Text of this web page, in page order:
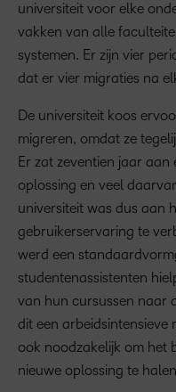
universiteit voor elke
vakken van alle
systemen. Er zijn vier
dat er vier migraties na
De universiteit koos
migreren, omdat ze
Er zat zeventien jaar
oplossing en veel
universiteit was dus aan
gebruikerservaring te
werd een
studentenassistenten
van hun cursussen naar
dit een
ook noodzakelijk om het
nieuwe oplossing te